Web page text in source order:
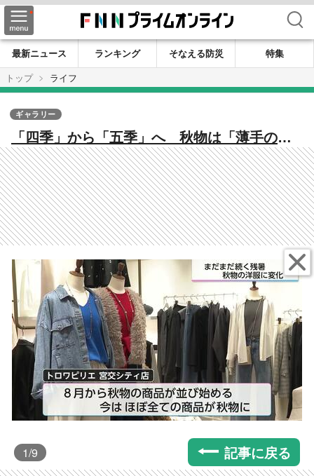
検索
最新ニュース ランキング そなえる防災
特集
トップ
ライフ
「四季」から「五季」へ 秋物は「薄手の長
袖」「涼しげなニット」が人気 猛暑に対応
するアパレル業界の販売戦略とは
ギャラリー
1/9 記事に戻る